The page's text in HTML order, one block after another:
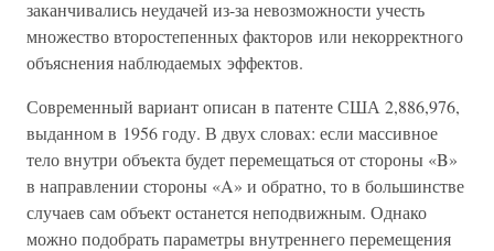
заканчивались неудачей из-за невозможности учесть
множество второстепенных факторов или некорректного
объяснения наблюдаемых эффектов.
Современный вариант описан в патенте США 2,886,976,
выданном в 1956 году. В двух словах: если массивное
тело внутри объекта будет перемещаться от стороны «B»
в направлении стороны «A» и обратно, то в большинстве
случаев сам объект останется неподвижным. Однако
можно подобрать параметры внутреннего перемещения